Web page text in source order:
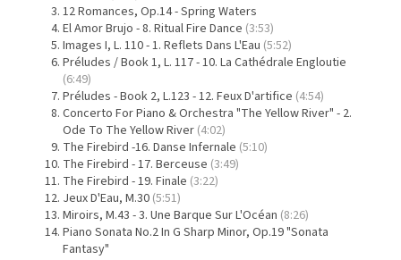
12 Romances, Op.14 - Spring Waters
El Amor Brujo - 8. Ritual Fire Dance (3:53)
Images I, L. 110 - 1. Reflets Dans L'Eau (5:52)
Préludes / Book 1, L. 117 - 10. La Cathédrale Engloutie
(6:49)
Préludes - Book 2, L.123 - 12. Feux D'artifice (4:54)
Concerto For Piano & Orchestra "The Yellow River" - 2.
Ode To The Yellow River (4:02)
The Firebird -16. Danse Infernale (5:10)
The Firebird - 17. Berceuse (3:49)
The Firebird - 19. Finale (3:22)
Jeux D'Eau, M.30 (5:51)
Miroirs, M.43 - 3. Une Barque Sur L'Océan (8:26)
Piano Sonata No.2 In G Sharp Minor, Op.19 "Sonata
Fantasy"